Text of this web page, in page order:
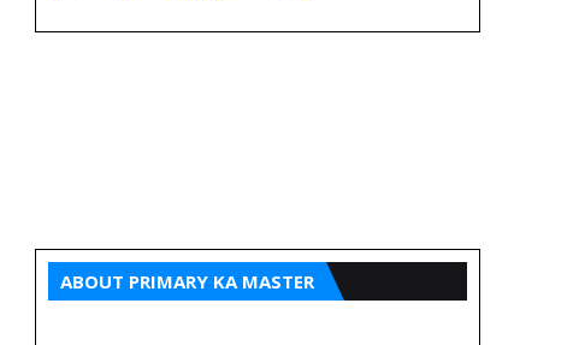
ABOUT PRIMARY KA MASTER